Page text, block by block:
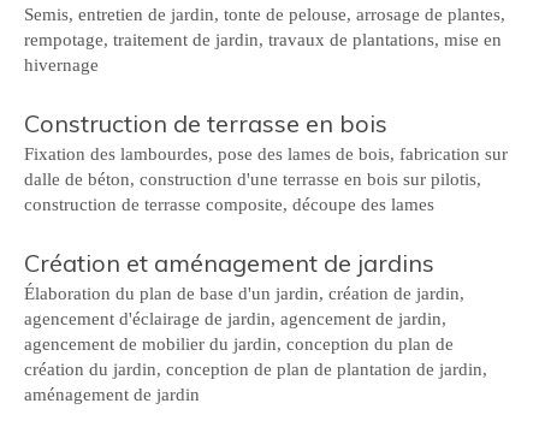
Semis, entretien de jardin, tonte de pelouse, arrosage de plantes,
rempotage, traitement de jardin, travaux de plantations, mise en
hivernage
Construction de terrasse en bois
Fixation des lambourdes, pose des lames de bois, fabrication sur
dalle de béton, construction d'une terrasse en bois sur pilotis,
construction de terrasse composite, découpe des lames
Création et aménagement de jardins
Élaboration du plan de base d'un jardin, création de jardin,
agencement d'éclairage de jardin, agencement de jardin,
agencement de mobilier du jardin, conception du plan de
création du jardin, conception de plan de plantation de jardin,
aménagement de jardin